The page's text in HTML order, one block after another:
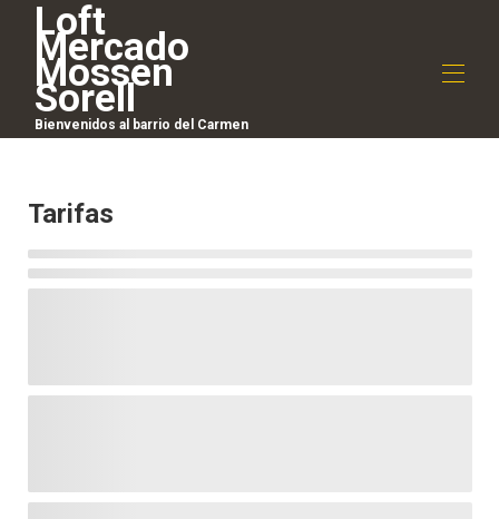
Loft
Mercado
Mossen
Sorell
Bienvenidos al barrio del Carmen
Tarifas